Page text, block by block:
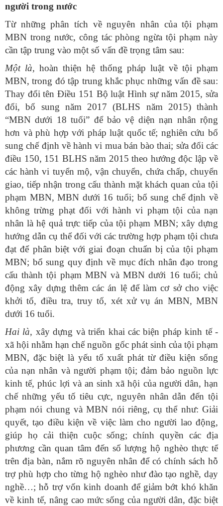
người trong nước
Từ những phân tích về nguyên nhân của tội phạm
MBN trong nước, công tác phòng ngừa tội phạm này
cần tập trung vào một số vấn đề trọng tâm sau:
Một là, hoàn thiện hệ thống pháp luật về tội phạm
MBN, trong đó tập trung khắc phục những vấn đề sau:
Thay đổi tên Điều 151 Bộ luật Hình sự năm 2015, sửa
đổi, bổ sung năm 2017 (BLHS năm 2015) thành
“MBN dưới 18 tuổi” để bảo vệ diện nạn nhân rộng
hơn và phù hợp với pháp luật quốc tế; nghiên cứu bổ
sung chế định về hành vi mua bán bào thai; sửa đổi các
điều 150, 151 BLHS năm 2015 theo hướng độc lập về
các hành vi tuyển mộ, vận chuyển, chứa chấp, chuyển
giao, tiếp nhận trong cấu thành mặt khách quan của tội
phạm MBN, MBN dưới 16 tuổi; bổ sung chế định về
không trừng phạt đối với hành vi phạm tội của nạn
nhân là hệ quả trực tiếp của tội phạm MBN; xây dựng
hướng dẫn cụ thể đối với các trường hợp phạm tội chưa
đạt để phân biệt với giai đoạn chuẩn bị của tội phạm
MBN; bổ sung quy định về mục đích nhân đạo trong
cấu thành tội phạm MBN và MBN dưới 16 tuổi; chủ
động xây dựng thêm các án lệ để làm cơ sở cho việc
khởi tố, điều tra, truy tố, xét xử vụ án MBN, MBN
dưới 16 tuổi.
Hai là, xây dựng và triển khai các biện pháp kinh tế -
xã hội nhằm hạn chế nguồn gốc phát sinh của tội phạm
MBN, đặc biệt là yếu tố xuất phát từ điều kiện sống
của nạn nhân và người phạm tội; đảm bảo nguồn lực
kinh tế, phúc lợi và an sinh xã hội của người dân, hạn
chế những yếu tố tiêu cực, nguyên nhân dẫn đến tội
phạm nói chung và MBN nói riêng, cụ thể như: Giải
quyết, tạo điều kiện về việc làm cho người lao động,
giúp họ cải thiện cuộc sống; chính quyền các địa
phương cần quan tâm đến số lượng hộ nghèo thực tế
trên địa bàn, nắm rõ nguyên nhân để có chính sách hỗ
trợ phù hợp cho từng hộ nghèo như đào tạo nghề, dạy
nghề…; hỗ trợ vốn kinh doanh để giảm bớt khó khăn
về kinh tế, nâng cao mức sống của người dân, đặc biệt